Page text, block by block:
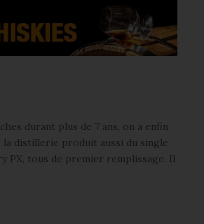
durant plus de 7 ans, on a enfin
la distillerie produit aussi du single
PX, tous de premier remplissage. Il